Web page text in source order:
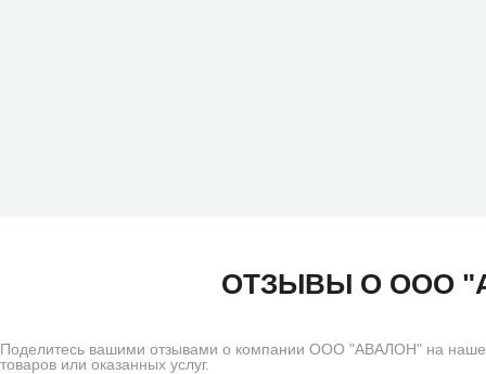
ОТЗЫВЫ О ООО
Поделитесь вашими отзывами о компании ООО "АВАЛОН" на
товаров или оказанных услуг.